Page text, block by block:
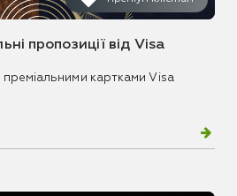
пропозиції від Visa
картками Visa